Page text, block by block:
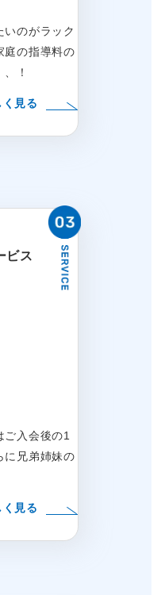
いのがラック
庭の指導料の
！
見る
ビス
ご入会後の1
に兄弟姉妹の
見る